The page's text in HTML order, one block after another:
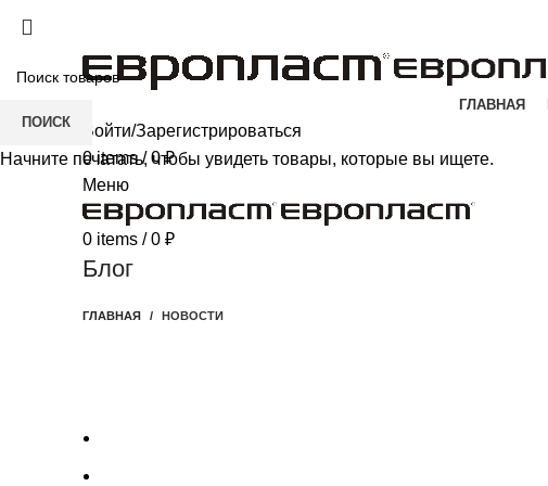
ГЛАВНАЯ
Войти/Зарегистрироваться
0items / 0₽
Меню
0 items / 0 ₽
Блог
ГЛАВНАЯ НОВОСТИ
ПОИСК
Начните печатать, чтобы увидеть товары, которые вы ищете.